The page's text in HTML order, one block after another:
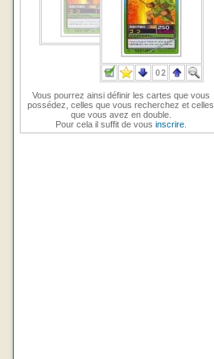
Vous pourrez ainsi définir les cartes que vous
possédez, celles que vous recherchez et celles
que vous avez en double.
Pour cela il suffit de vous inscrire.